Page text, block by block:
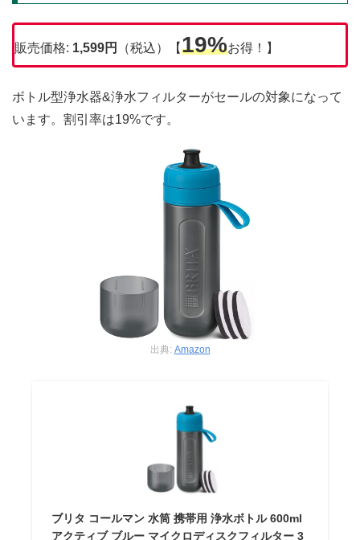
販売価格: 1,599円 （税込）【19%お得！】
ボトル型浄水器&浄水フィルターがセールの対象になって
います。割引率は19%です。
出典: Amazon
ブリタ コールマン 水筒 携帯用 浄水ボトル 600ml
アクティブ ブルー マイクロディスクフィルター 3